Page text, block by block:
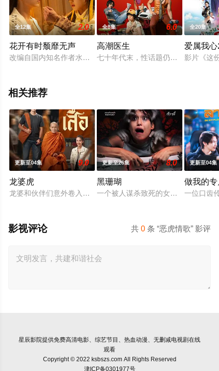
全12集 2.0
花开有时颓靡无声
改编自国内知名作者水千丞的处女作《花开有时，颓靡无声》
全8集 6.0
高潮医生
七十年代末，性话题仍然是禁忌，这
全20集
爱属我
影片《这
相关推荐
更新至04集 9.0
龙婆虎
龙婆和伙伴们意外卷入一起钻石抢劫案，成为警方怀疑的对象
更新至26集 8.0
黑珊瑚
一个被人谋杀致死的女孩的灵魂附到
更新至04集
做我的
一位口齿
共0 条 “恶虎情歌” 影评
影视评论
星辰影院提供免费高清电影、综艺节目、热血动漫、无删减电视剧在线
观看
Copyright © 2022 ksbszs.com All Rights Reserved
津ICP备0301977号